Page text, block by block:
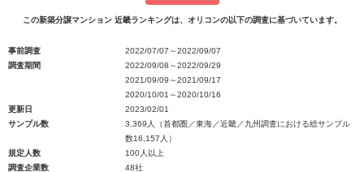
この新築分譲マンション 近畿ランキングは、オリコンの以下の調査に基づいています。
事前調査
2022/07/07～2022/09/07
調査期間
2022/09/08～2022/09/29
2021/09/09～2021/09/17
2020/10/01～2020/10/16
更新日
2023/02/01
サンプル数
3,369人（首都圏／東海／近畿／九州調査における総サンプル
数16,157人）
規定人数
100人以上
調査企業数
48社